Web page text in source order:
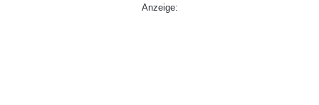
Anzeige: